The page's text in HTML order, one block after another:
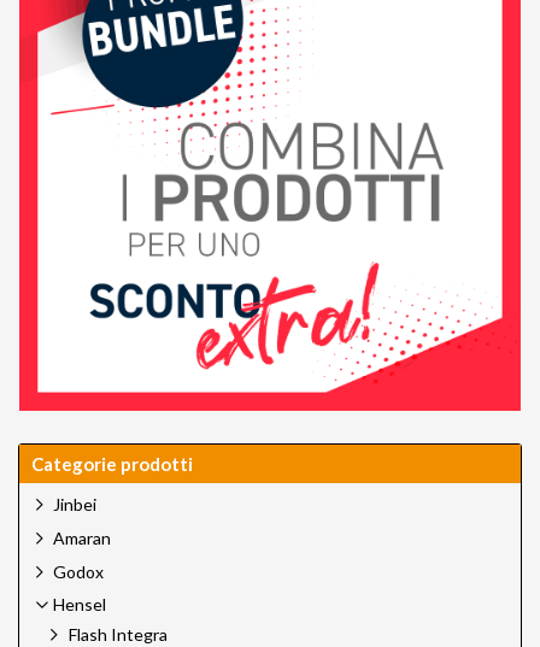
Categorie prodotti
Jinbei
Amaran
Godox
Hensel
Flash Integra